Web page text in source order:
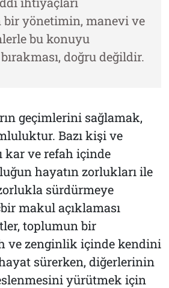
bir yönetimin, manevi ve
bu konuyu
doğru değildir.
geçimlerini sağlamak,
Bazı kişi ve
kar ve refah içinde
hayatın zorlukları ile
sürdürmeye
makul açıklaması
toplumun bir
ve zenginlik içinde kendini
sürerken, diğerlerinin
yürütmek için